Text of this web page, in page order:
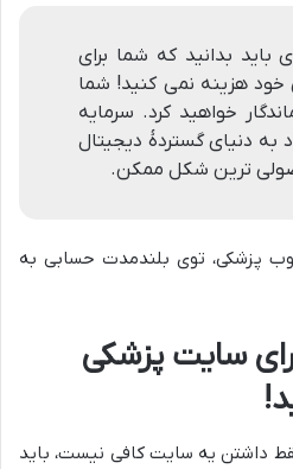
باید بدانید که شما برای
هزینه نمی کنید! شما
خواهید کرد. سرمایه
به دنیای گستردهٔ دیجیتال
اصولی ترین شکل ممکن.
پزشکی، توی بلندمدت حسابی به
سایت پزشکی
فقط داشتن یه سایت کافی نیست، باید